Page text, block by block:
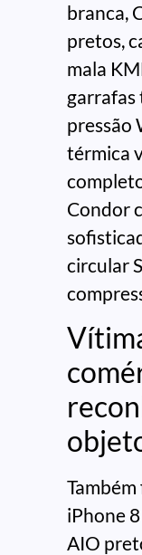
branca,
pretos,
mala
garrafas
pressão
térmica
Condor
circular
iPhone
AIO